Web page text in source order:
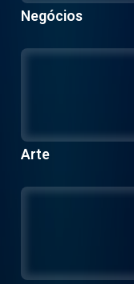
Negócios
Arte